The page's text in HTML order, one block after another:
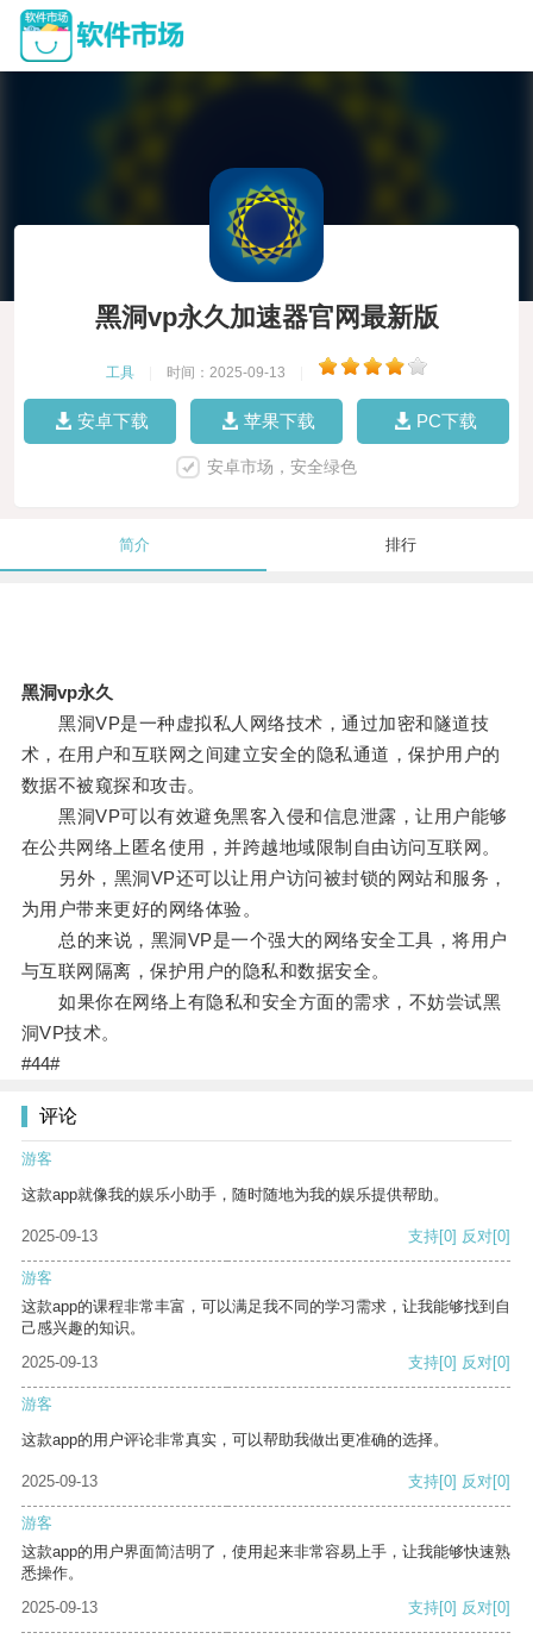
黑洞vp永久加速器官网最新版
工具 时间：2025-09-13
安卓下载 苹果下载 PC下载
安卓市场，安全绿色
简介 排行
黑洞vp永久
黑洞VP是一种虚拟私人网络技术，通过加密和隧道技
术，在用户和互联网之间建立安全的隐私通道，保护用户的
数据不被窥探和攻击。
黑洞VP可以有效避免黑客入侵和信息泄露，让用户能够
在公共网络上匿名使用，并跨越地域限制自由访问互联网。
另外，黑洞VP还可以让用户访问被封锁的网站和服务，
为用户带来更好的网络体验。
总的来说，黑洞VP是一个强大的网络安全工具，将用户
与互联网隔离，保护用户的隐私和数据安全。
如果你在网络上有隐私和安全方面的需求，不妨尝试黑
洞VP技术。
#44#
评论
游客
这款app就像我的娱乐小助手，随时随地为我的娱乐提供帮助。
2025-09-13 支持[0] 反对[0]
游客
这款app的课程非常丰富，可以满足我不同的学习需求，让我能够找到自
己感兴趣的知识。
2025-09-13
支持[0] 反对[0]
游客
这款app的用户评论非常真实，可以帮助我做出更准确的选择。
2025-09-13 支持[0] 反对[0]
游客
这款app的用户界面简洁明了，使用起来非常容易上手，让我能够快速熟
悉操作。
2025-09-13
支持[0] 反对[0]